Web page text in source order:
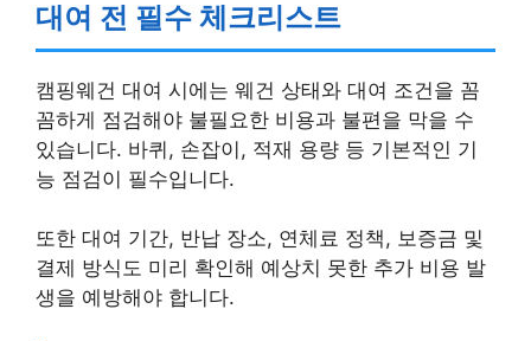
대여 전 필수 체크리스트
캠핑웨건 대여 시에는 웨건 상태와 대여 조건을 꼼
꼼하게 점검해야 불필요한 비용과 불편을 막을 수
있습니다. 바퀴, 손잡이, 적재 용량 등 기본적인 기
능 점검이 필수입니다.
또한 대여 기간, 반납 장소, 연체료 정책, 보증금 및
결제 방식도 미리 확인해 예상치 못한 추가 비용 발
생을 예방해야 합니다.